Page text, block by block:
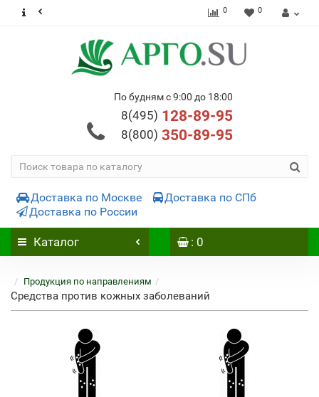
0 0
По будням с 9:00 до 18:00
8(495) 128-89-95
8(800) 350-89-95
Доставка по Москве
Доставка по СПб
Доставка по России
Каталог : 0
Продукция по направлениям
Средства против кожных заболеваний